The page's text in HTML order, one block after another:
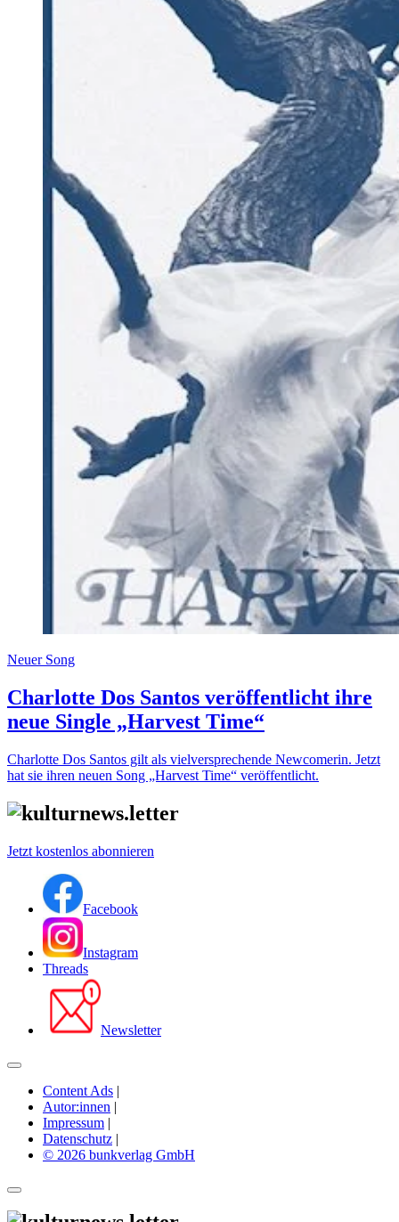
Neuer Song
Charlotte Dos Santos veröffentlicht ihre
neue Single „Harvest Time“
Charlotte Dos Santos gilt als vielversprechende Newcomerin. Jetzt
hat sie ihren neuen Song „Harvest Time“ veröffentlicht.
Jetzt kostenlos abonnieren
Facebook
Instagram
Threads
Newsletter
Content Ads |
Autor:innen |
Impressum |
Datenschutz |
© 2026 bunkverlag GmbH